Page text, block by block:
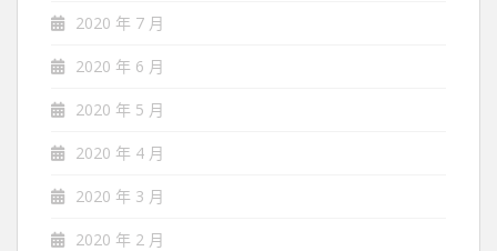
2020 年 7 月
2020 年 6 月
2020 年 5 月
2020 年 4 月
2020 年 3 月
2020 年 2 月